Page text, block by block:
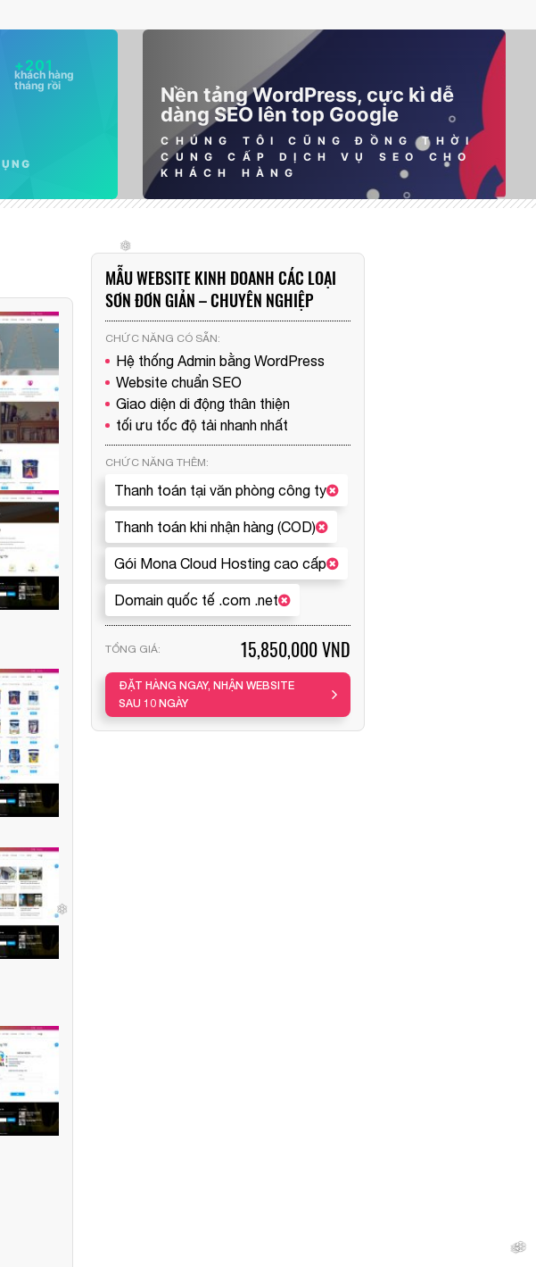
+201
khách hàng
tháng rồi
Nền tảng WordPress, cực kì dễ
dàng SEO lên top Google
CHÚNG TÔI CŨNG ĐỒNG THỜI
CUNG CẤP DỊCH VỤ SEO CHO
KHÁCH HÀNG
MẪU WEBSITE KINH DOANH CÁC LOẠI
SƠN ĐƠN GIẢN – CHUYÊN NGHIỆP
CHỨC NĂNG CÓ SẴN:
Hệ thống Admin bằngWordPress
Website chuẩn SEO
Giao diện di động thân thiện
tối ưu tốc độ tải nhanh nhất
CHỨC NĂNG THÊM:
Thanh toán tại văn phòng công ty
Thanh toán khi nhận hàng (COD)
Gói Mona Cloud Hosting cao cấp
Domain quốc tế .com .net
TỔNG GIÁ: 15,850,000 VND
ĐẶT HÀNG NGAY, NHẬN WEBSITE
SAU 10 NGÀY